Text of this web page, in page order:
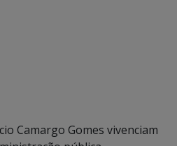
Camargo Gomes vivenciam